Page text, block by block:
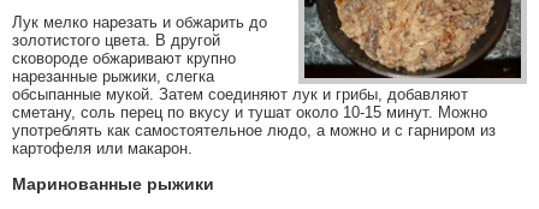
Лук мелко нарезать и обжарить до
золотистого цвета. В другой
сковороде обжаривают крупно
нарезанные рыжики, слегка
обсыпанные мукой. Затем соединяют лук и грибы, добавляют
сметану, соль перец по вкусу и тушат около 10-15 минут. Можно
употреблять как самостоятельное людо, а можно и с гарниром из
картофеля или макарон.
Маринованные рыжики